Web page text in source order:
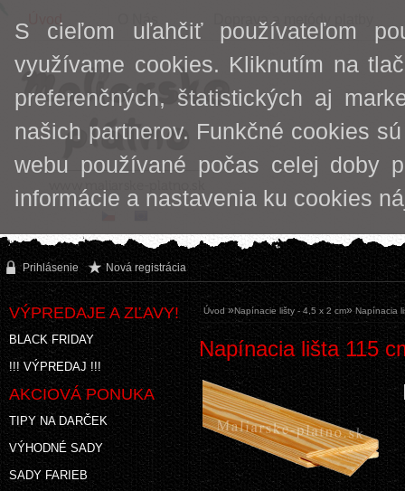
S cieľom uľahčiť používateľom
využívame cookies. Kliknutím na
preferenčných, štatistických aj
našich partnerov. Funkčné cookies
webu používané počas celej doby
informácie a nastavenia ku cookies
Prihlásenie Nová registrácia
Úvod O Nás Doprava a metódy platby
VÝPREDAJE A ZĽAVY!
BLACK FRIDAY
!!! VÝPREDAJ !!!
AKCIOVÁ PONUKA
TIPY NA DARČEK
VÝHODNÉ SADY
SADY FARIEB
Úvod »Napínacie lišty - 4,5 x 2 cm» Napínacia
Napínacia lišta 115